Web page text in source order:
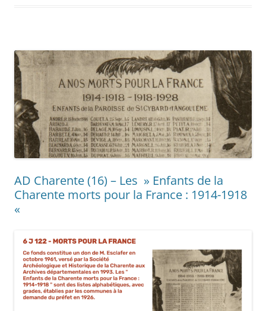
AD Charente (16) – Les » Enfants de la
Charente morts pour la France : 1914-1918
«